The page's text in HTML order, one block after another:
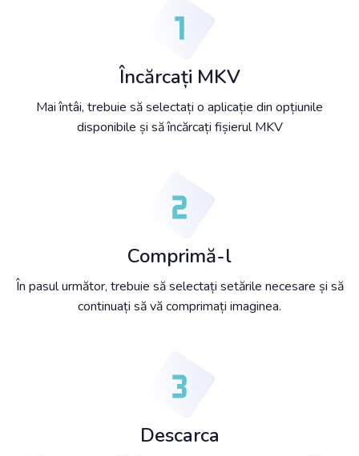
Încărcați MKV
Mai întâi, trebuie să selectați o aplicație din opțiunile
disponibile și să încărcați fișierul MKV
Comprimă-l
În pasul următor, trebuie să selectați setările necesare și să
continuați să vă comprimați imaginea.
Descarca